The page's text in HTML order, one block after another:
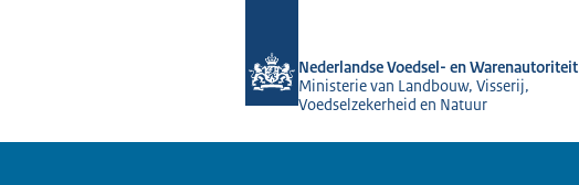
Nederlandse Voedsel- en Warenautoriteit
Ministerie van Landbouw, Visserij,
Voedselzekerheid en Natuur